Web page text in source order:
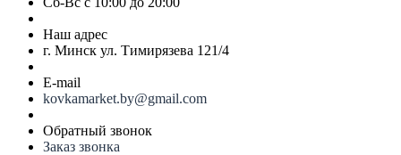
Наш адрес
г. Минск ул. Тимирязева 121/4
E-mail
kovkamarket.by@gmail.com
Обратный звонок
Заказ звонка